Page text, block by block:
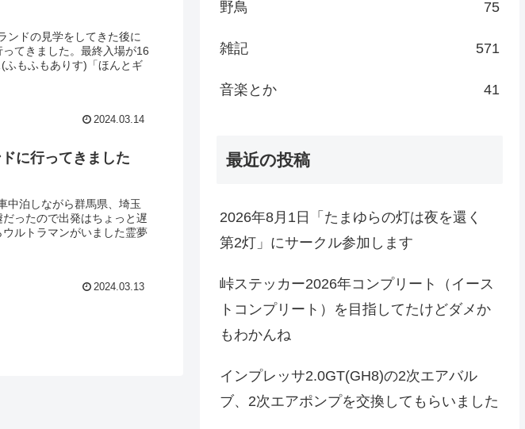
ンドの見学をしてきた後に
てきました。最終入場が16
もふもありす)「ほんとギ
2024.03.14
に行ってきました
中泊しながら群馬県、埼玉
ったので出発はちょっと遅
ルトラマンがいました霊夢
2024.03.13
野鳥 75
雑記 571
音楽とか 41
最近の投稿
2026年8月1日「たまゆらの灯は夜を還く
第2灯」にサークル参加します
峠ステッカー2026年コンプリート（イース
トコンプリート）を目指してたけどダメか
もわかんね
インプレッサ2.0GT(GH8)の2次エアバル
ブ、2次エアポンプを交換してもらいました